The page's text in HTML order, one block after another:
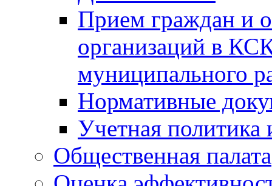
Прием граждан и
организаций в
муниципального
Нормативные
Учетная политика
Общественная палата